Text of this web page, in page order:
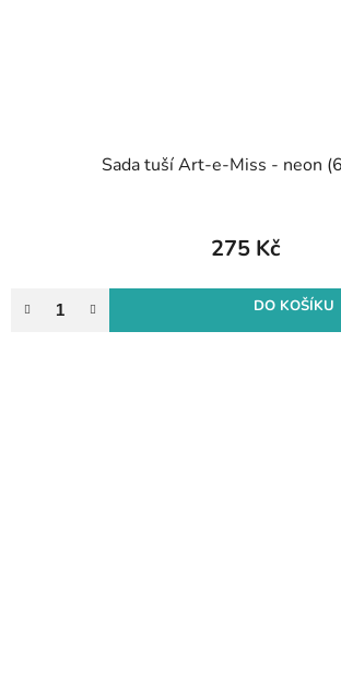
Sada tuší Art-e-Miss - neon
275 Kč
DO KOŠÍKU